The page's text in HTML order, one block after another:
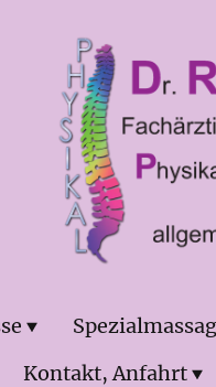
Kontakt, Anfahrt